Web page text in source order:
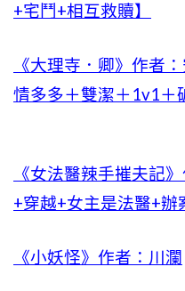
+宅鬥+相互救贖】
《大理寺．卿》作者
情多多＋雙潔＋1v1＋
《女法醫辣手摧夫記
+穿越+女主是法醫+辦
《小妖怪》作者：川瀾